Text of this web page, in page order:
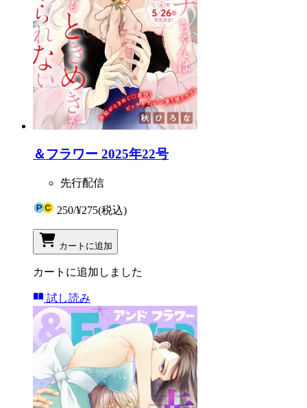
＆フラワー 2025年22号
先行配信
250/¥275(税込)
カートに追加
カートに追加しました
試し読み